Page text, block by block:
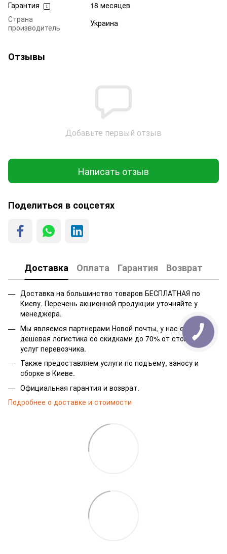
Гарантия
18 месяцев
Страна
производитель
Украина
Отзывы
Добавьте первый отзыв
Написать отзыв
Поделиться в соцсетях
Доставка Оплата Гарантия Возврат
Доставка на большинство товаров БЕСПЛАТНАЯ по
Киеву. Перечень акционной продукции уточняйте у
менеджера.
Мы являемся партнерами Новой почты, у нас самая
дешевая логистика со скидками до 70% от стоимости
услуг перевозчика.
Также предоставляем услуги по подъему, заносу и
сборке в Киеве.
Официальная гарантия и возврат.
Подробнее о доставке и стоимости